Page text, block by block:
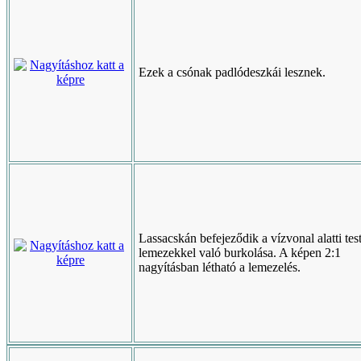
Ezek a csónak padlódeszkái lesznek.
Lassacskán befejeződik a vízvonal alatti
lemezekkel való burkolása. A képen 2:1
nagyításban létható a lemezelés.